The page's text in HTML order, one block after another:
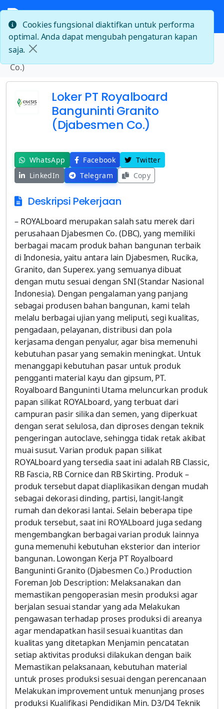
Beranda
Loker PT Royalboard Banguninti Granito (Djabesmen
Co.)
Loker PT Royalboard
Banguninti Granito
(Djabesmen Co.)
WhatsApp Facebook
Twitter
LinkedIn
Telegram Copy
Deskripsi Pekerjaan
– ROYALboard merupakan salah satu merek dari
perusahaan Djabesmen Co. (DBC), yang memiliki
berbagai macam produk bahan bangunan terbaik
di Indonesia, yaitu antara lain Djabesmen, Rucika,
Granito, dan Superex. yang semuanya dibuat
dengan mutu sesuai dengan SNI (Standar Nasional
Indonesia). Dengan pengalaman yang panjang
sebagai produsen bahan bangunan, kami telah
melalu berbagai ujian yang meliputi, segi kualitas,
pengadaan, pelayanan, distribusi dan pola
kerjasama dengan penyalur, agar bisa memenuhi
kebutuhan pasar yang semakin meningkat. Untuk
menanggapi kebutuhan pasar untuk produk
pengganti material kayu dan gipsum, PT.
Royalboard Banguninti Utama meluncurkan produk
papan silikat ROYALboard, yang terbuat dari
campuran pasir silika dan semen, yang diperkuat
dengan serat selulosa, dan diproses dengan teknik
pengeringan autoclave, sehingga tidak retak akibat
muai susut. Varian produk papan silikat
ROYALboard yang tersedia saat ini adalah RB Classic,
RB Fascia, RB Cornice dan RB Skirting. Produk –
produk tersebut dapat diaplikasikan dengan mudah
sebagai dekorasi dinding, partisi, langit-langit
rumah dan dekorasi lantai. Selain beberapa tipe
produk tersebut, saat ini ROYALboard juga sedang
mengembangkan berbagai varian produk lainnya
guna memenuhi kebutuhan eksterior dan interior
bangunan. Lowongan Kerja PT Royalboard
Banguninti Granito (Djabesmen Co.) Production
Foreman Job Description: Melaksanakan dan
memastikan pengoperasian mesin produksi agar
berjalan sesuai standar yang ada Melakukan
pengawasan terhadap proses produksi di areanya
agar mendapatkan hasil sesuai kuantitas dan
kualitas yang ditetapkan Menjamin pencatatan
setiap aktivitas produksi dilakukan dengan baik
Memastikan pelaksanaan, kebutuhan material
untuk proses produksi sesuai dengan perencanaan
Melakukan improvement untuk menunjang proses
produksi Kualifikasi Pendidikan Min. D3/D4 Teknik
Cookies fungsional diaktifkan untuk performa
optimal. Anda dapat mengubah pengaturan kapan
saja.